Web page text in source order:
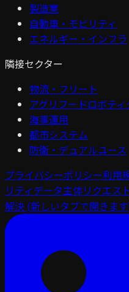
製造業
自動車・モビリティ
エネルギー・インフラ
隣接セクター
物流・フリート
アグリフードロボティ
海事運用
都市システム
防衛・デュアルユース
プライバシーポリシー利用
リティデータ主体リクエス
解決 (新しいタブで開きま